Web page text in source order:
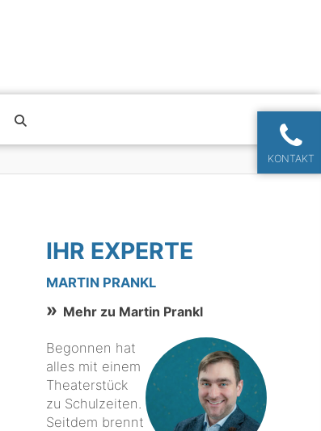
KONTAKT
IHR EXPERTE
MARTIN PRANKL
Mehr zu Martin Prankl
Begonnen hat
alles mit einem
Theaterstück
zu Schulzeiten.
Seitdem brennt